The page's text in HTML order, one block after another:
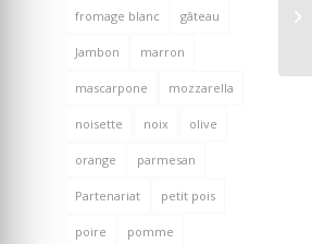
fromage blanc gâteau
Jambon marron
mascarpone mozzarella
noisette noix olive
orange parmesan
Partenariat petit pois
poire pomme